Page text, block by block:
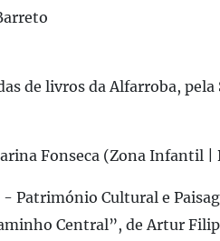
de livros da Alfarroba, pela
Fonseca (Zona Infantil |
Património Cultural e
Central”, de Artur